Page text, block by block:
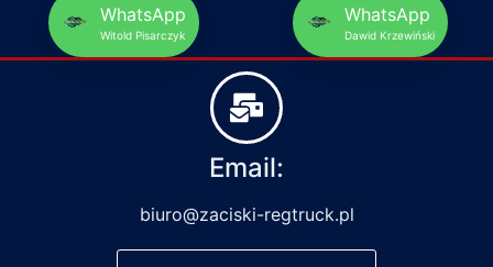
WhatsApp
Witold Pisarczyk
WhatsApp
Dawid Krzewiński
Email:
biuro@zaciski-regtruck.pl